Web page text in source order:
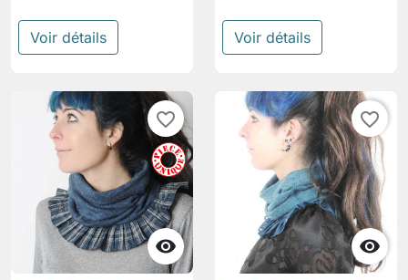
Voir détails Voir détails

favorite_border

favorite_border